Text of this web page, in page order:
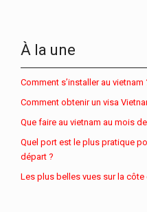
À la une
Comment s’installer au vietnam
Comment obtenir un visa
Que faire au vietnam au mois
Quel port est le plus pratique
départ ?
Les plus belles vues sur la